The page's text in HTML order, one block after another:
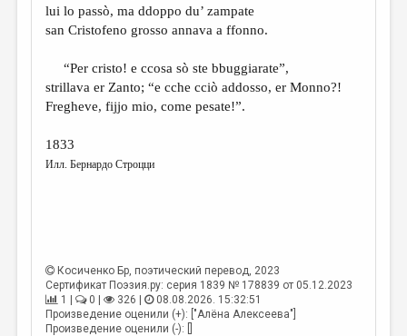
lui lo passò, ma ddoppo du’ zampate
san Cristofeno grosso annava a ffonno.
“Per cristo! e ccosa sò ste bbuggiarate”,
strillava er Zanto; “e cche cciò addosso, er Monno?!
Fregheve, fijjo mio, come pesate!”.
1833
Илл. Бернардо Строцци
Косиченко Бр, поэтический перевод, 2023
Сертификат Поэзия.ру: серия 1839 № 178839 от 05.12.2023
1 |
0 | 326 |
08.08.2026. 15:32:51
Произведение оценили (+): ["Алёна Алексеева"]
Произведение оценили (-): []